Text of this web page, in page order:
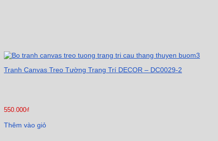
Tranh Canvas Treo Tường Trang Trí DECOR – DC0029-2
550.000₫
Thêm vào giỏ